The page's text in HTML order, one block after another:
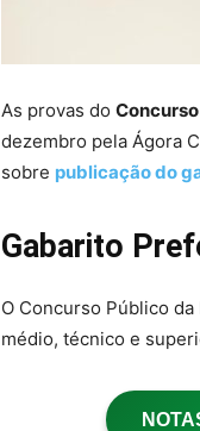
As provas do
dezembro pela Ágora
sobre publicação do
Gabarito
O Concurso Público
médio, técnico e